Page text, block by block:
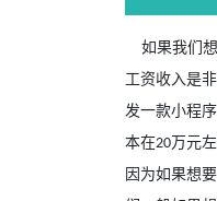
如果我们
工资收入是
发一款小程
本在20万元
因为如果想